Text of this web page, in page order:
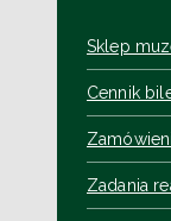
Sklep
Cennik
Zadania